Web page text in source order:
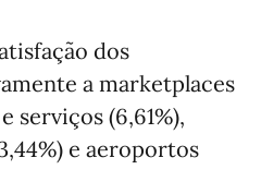
dos
a marketplaces
serviços (6,61%),
e aeroportos